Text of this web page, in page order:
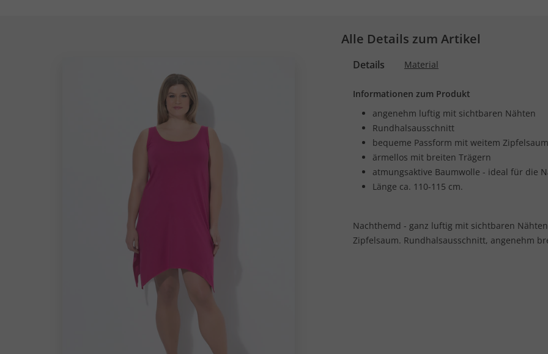
Alle Details zum Artikel
Details Material
Informationen zum Produkt
angenehm luftig mit sichtbaren Nähten
Rundhalsausschnitt
bequeme Passform mit weitem Zipfelsaum
ärmellos mit breiten Trägern
atmungsaktive Baumwolle - ideal für die
Länge ca. 110-115 cm.
Nachthemd - ganz luftig mit sichtbaren
Zipfelsaum. Rundhalsausschnitt, angenehm